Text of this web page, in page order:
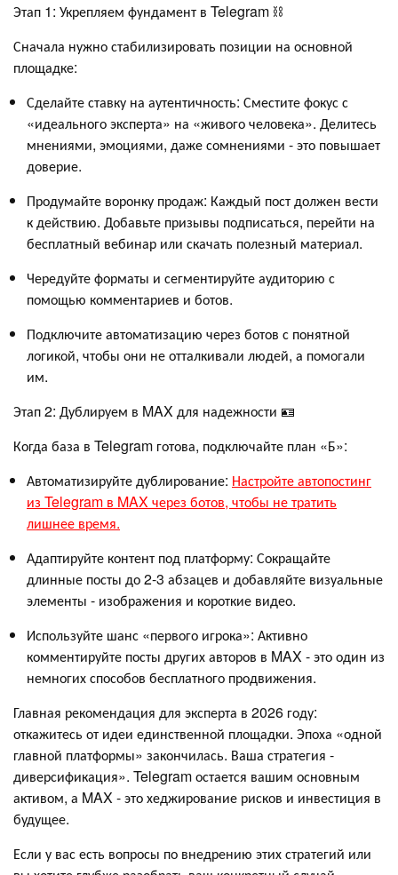
Этап 1: Укрепляем фундамент в Telegram ⛓️
Сначала нужно стабилизировать позиции на основной
площадке:
Сделайте ставку на аутентичность: Сместите фокус с
«идеального эксперта» на «живого человека». Делитесь
мнениями, эмоциями, даже сомнениями - это повышает
доверие.
Продумайте воронку продаж: Каждый пост должен вести
к действию. Добавьте призывы подписаться, перейти на
бесплатный вебинар или скачать полезный материал.
Чередуйте форматы и сегментируйте аудиторию с
помощью комментариев и ботов.
Подключите автоматизацию через ботов с понятной
логикой, чтобы они не отталкивали людей, а помогали
им.
Этап 2: Дублируем в MAX для надежности 🪪
Когда база в Telegram готова, подключайте план «Б»:
Автоматизируйте дублирование: Настройте автопостинг
из Telegram в MAX через ботов, чтобы не тратить
лишнее время.
Адаптируйте контент под платформу: Сокращайте
длинные посты до 2-3 абзацев и добавляйте визуальные
элементы - изображения и короткие видео.
Используйте шанс «первого игрока»: Активно
комментируйте посты других авторов в MAX - это один из
немногих способов бесплатного продвижения.
Главная рекомендация для эксперта в 2026 году:
откажитесь от идеи единственной площадки. Эпоха «одной
главной платформы» закончилась. Ваша стратегия -
диверсификация». Telegram остается вашим основным
активом, а MAX - это хеджирование рисков и инвестиция в
будущее.
Если у вас есть вопросы по внедрению этих стратегий или